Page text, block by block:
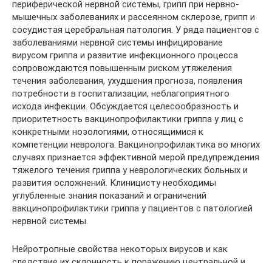
периферической нервной системы, грипп при нервно-
мышечных заболеваниях и рассеянном склерозе, грипп и
сосудистая церебральная патология. У ряда пациентов с
заболеваниями нервной системы инфицирование
вирусом гриппа и развитие инфекционного процесса
сопровождаются повышенным риском утяжеления
течения заболевания, ухудшения прогноза, появления
потребности в госпитализации, неблагоприятного
исхода инфекции. Обсуждается целесообразность и
приоритетность вакцинопрофилактики гриппа у лиц с
конкретными нозологиями, относящимися к
компетенции невролога. Вакцинопрофилактика во многих
случаях признается эффективной мерой предупреждения
тяжелого течения гриппа у неврологических больных и
развития осложнений. Клиницисту необходимы
углубленные знания показаний и ограничений
вакцинопрофилактики гриппа у пациентов с патологией
нервной системы.
Нейротропные свойства некоторых вирусов и как